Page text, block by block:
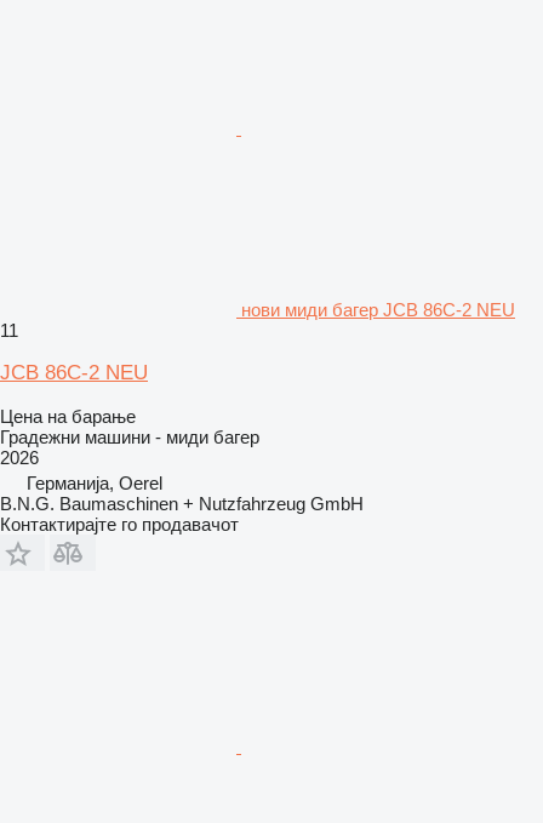
нови миди багер JCB 86C-2 NEU
11
JCB 86C-2 NEU
Цена на барање
Градежни машини - миди багер
2026
Германија, Oerel
B.N.G. Baumaschinen + Nutzfahrzeug GmbH
Контактирајте го продавачот